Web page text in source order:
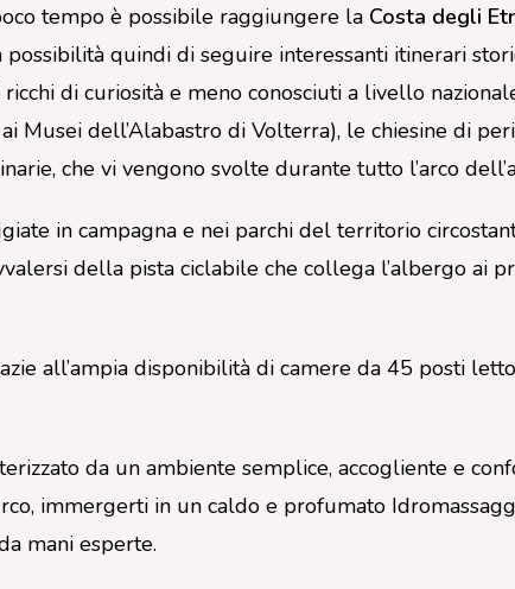
tempo è possibile raggiungere la Costa degli
possibilità quindi di seguire interessanti itinerari
di curiosità e meno conosciuti a livello
Musei dell’Alabastro di Volterra), le chiesine di
che vi vengono svolte durante tutto l’arco
in campagna e nei parchi del territorio
della pista ciclabile che collega l’albergo ai
all’ampia disponibilità di camere da 45 posti
da un ambiente semplice, accogliente e
immergerti in un caldo e profumato
mani esperte.